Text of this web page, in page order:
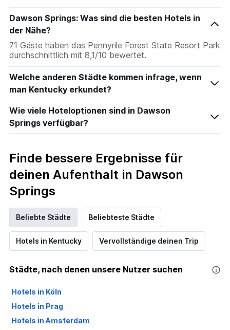
Dawson Springs: Was sind die besten Hotels in
der Nähe?
71 Gäste haben das Pennyrile Forest State Resort Park
durchschnittlich mit 8,1/10 bewertet.
Welche anderen Städte kommen infrage, wenn
man Kentucky erkundet?
Wie viele Hoteloptionen sind in Dawson
Springs verfügbar?
Finde bessere Ergebnisse für
deinen Aufenthalt in Dawson
Springs
Beliebte Städte Beliebteste Städte
Hotels in Kentucky Vervollständige deinen Trip
Städte, nach denen unsere Nutzer suchen
Hotels in Köln
Hotels in Prag
Hotels in Amsterdam